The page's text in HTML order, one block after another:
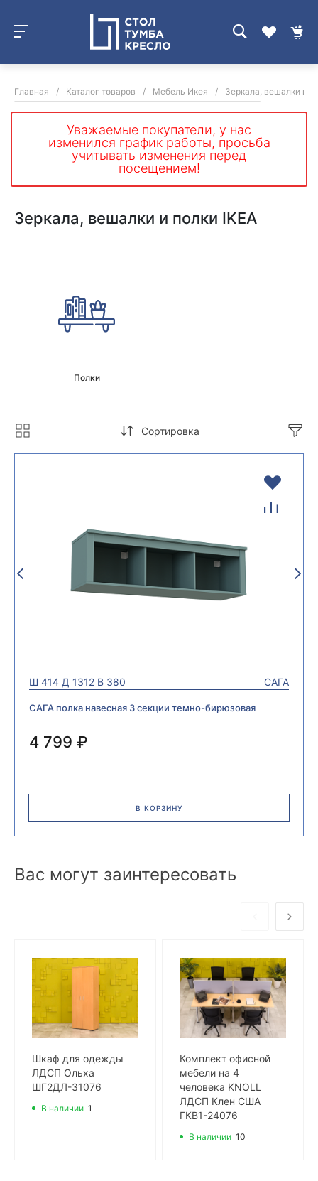
Главная / Каталог товаров / Мебель Икея / Зеркала, вешалки и
Уважаемые покупатели, у нас
изменился график работы, просьба
учитывать изменения перед
посещением!
Зеркала, вешалки и полки IKEA
Полки
Сортировка
Ш 414 Д 1312 В 380 САГА
САГА полка навесная 3 секции темно-бирюзовая
4 799 ₽
В КОРЗИНУ
Вас могут заинтересовать
Шкаф для одежды
ЛДСП Ольха
ШГ2ДЛ-31076
В наличии 1
Комплект офисной
мебели на 4
человека KNOLL
ЛДСП Клен США
ГКВ1-24076
В наличии 10